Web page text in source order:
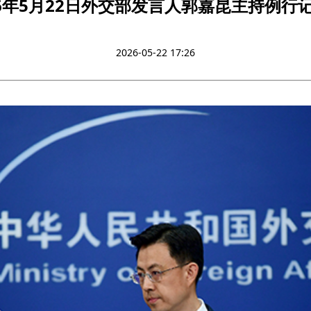
5月22日外交部发言人郭嘉昆主持例行
2026-05-22 17:26